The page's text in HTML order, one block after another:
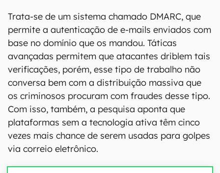
Trata-se de um sistema chamado DMARC, que
permite a autenticação de e-mails enviados com
base no domínio que os mandou. Táticas
avançadas permitem que atacantes driblem tais
verificações, porém, esse tipo de trabalho não
conversa bem com a distribuição massiva que
os criminosos procuram com fraudes desse tipo.
Com isso, também, a pesquisa aponta que
plataformas sem a tecnologia ativa têm cinco
vezes mais chance de serem usadas para golpes
via correio eletrônico.